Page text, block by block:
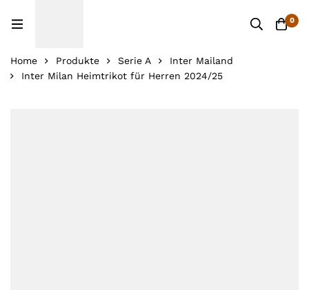
0
Home Produkte Serie A
Inter Mailand
Inter Milan Heimtrikot für Herren 2024/25